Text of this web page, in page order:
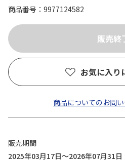
商品番号
9977124582
お気に入り
商品についてのお問
販売期間
2025年03月17日～2026年07月31日